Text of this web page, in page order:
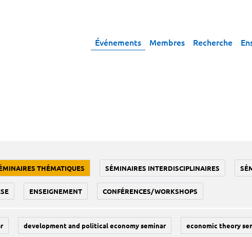
Événements Membres Recherche
THÉMATIQUES SÉMINAIRES INTERDISCIPLINAIRES
ENSEIGNEMENT CONFÉRENCES/WORKSHOPS
development and political economy seminar economic theory